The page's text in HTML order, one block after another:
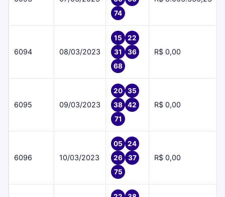
74
6094 08/03/2023
15
22
31
36
68
R$ 0,00
6095 09/03/2023
20
35
38
42
71
R$ 0,00
6096 10/03/2023
05
24
26
37
75
R$ 0,00